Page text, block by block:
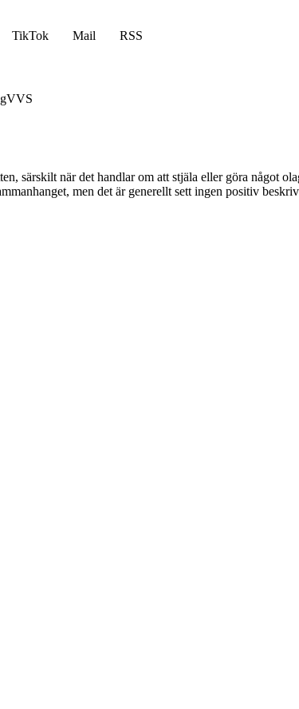
TikTok Mail RSS
VVS
särskilt när det handlar om att stjäla eller göra något
men det är generellt sett ingen positiv